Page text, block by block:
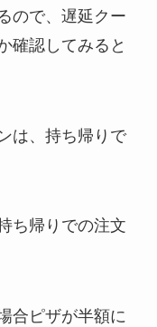
ので、遅延クー
確認してみると
は、持ち帰りで
ち帰りでの注文
合ピザが半額に